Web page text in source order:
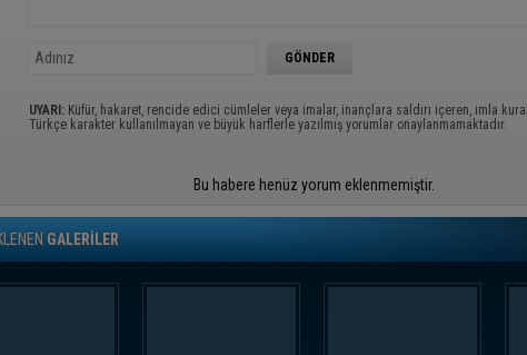
UYARI: Küfür, hakaret, rencide edici cümleler veya imalar, inançlara saldırı içeren, imla
Türkçe karakter kullanılmayan ve büyük harflerle yazılmış yorumlar onaylanmamaktadır.
Bu habere henüz yorum eklenmemiştir.
GALERİLER